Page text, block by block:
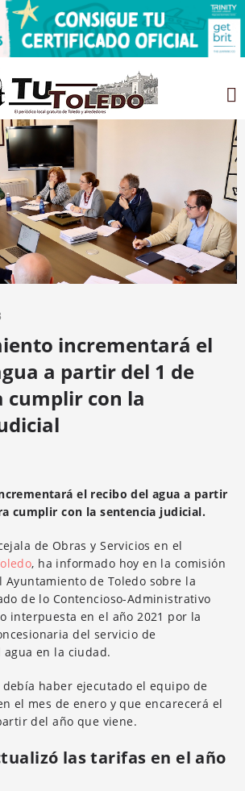
incrementará el
a partir del 1 de
cumplir con la
el recibo del agua a partir
cumplir con la sentencia judicial.
de Obras y Servicios en el
, ha informado hoy en la comisión
Ayuntamiento de Toledo sobre la
de lo Contencioso-Administrativo
interpuesta en el año 2021 por la
del servicio de
en la ciudad.
haber ejecutado el equipo de
el mes de enero y que encarecerá el
del año que viene.
las tarifas en el año